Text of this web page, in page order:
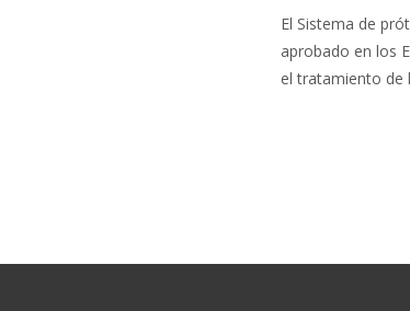
El Sistema de
aprobado en los
el tratamiento de